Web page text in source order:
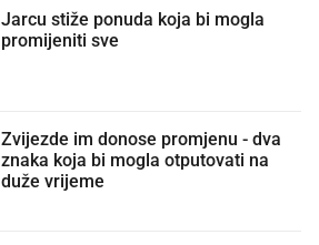
Jarcu stiže ponuda koja bi mogla
promijeniti sve
Zvijezde im donose promjenu - dva
znaka koja bi mogla otputovati na
duže vrijeme